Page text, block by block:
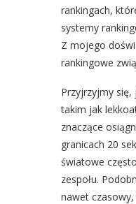
rankingach,
systemy
Z mojego
rankingowe
Przyjrzyjmy
takim jak
znaczące
granicach 20
światowe
zespołu.
nawet